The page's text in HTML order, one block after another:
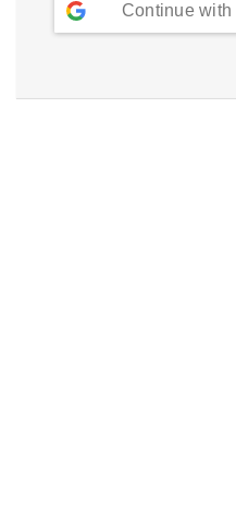
Continue with